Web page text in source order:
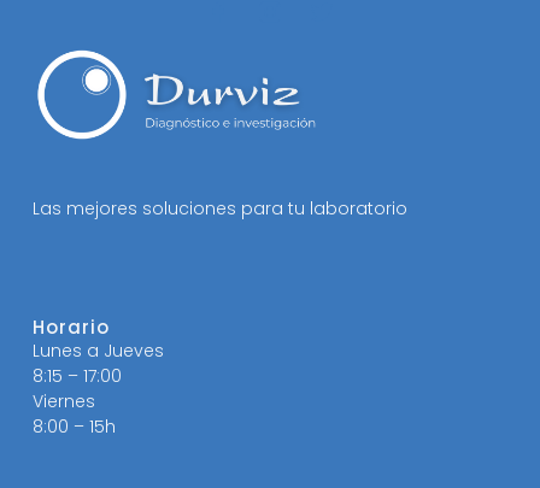
Las mejores soluciones para tu laboratorio
Horario
Lunes a Jueves
8:15 – 17:00
Viernes
8:00 – 15h